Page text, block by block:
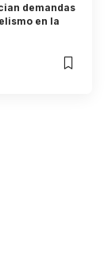
demandas
en la